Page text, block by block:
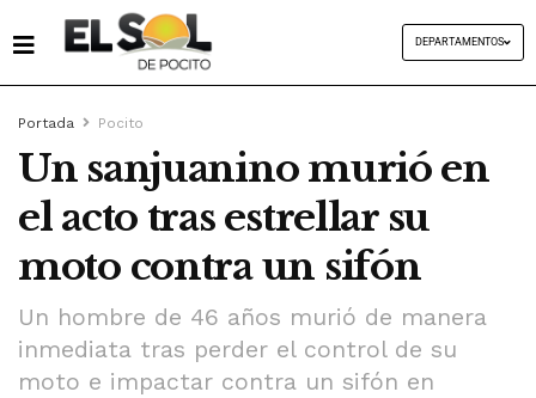
DEPARTAMENTOS
Portada Pocito
Un sanjuanino murió en
el acto tras estrellar su
moto contra un sifón
Un hombre de 46 años murió de manera
inmediata tras perder el control de su
moto e impactar contra un sifón en